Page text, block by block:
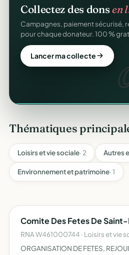
Collectez des donsen
Campagnes, paiement sécurisé,
pour chaque donateur. 100 %
Lancer ma collecte
Thématiques
Loisirs et vie sociale· 2 Autres
Environnement et patrimoine· 1
Comite Des Fetes De
RNA W461000744 · Loisirs et vie
ORGANISATION DE FETES,